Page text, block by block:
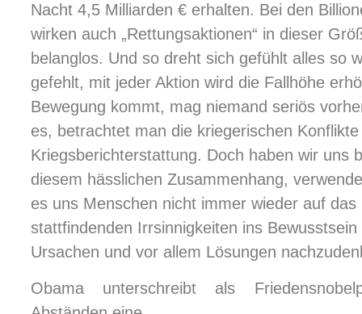
Nacht 4,5 Milliarden € erhalten. Bei den
wirken auch „Rettungsaktionen“ in dieser
belanglos. Und so dreht sich gefühlt alles so
gefehlt, mit jeder Aktion wird die Fallhöhe
Bewegung kommt, mag niemand seriös
es, betrachtet man die kriegerischen
Kriegsberichterstattung. Doch haben wir uns
diesem hässlichen Zusammenhang,
es uns Menschen nicht immer wieder auf
stattfindenden Irrsinnigkeiten ins
Ursachen und vor allem Lösungen
Obama unterschreibt als